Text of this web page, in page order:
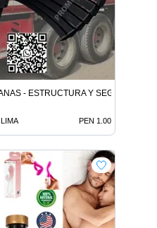
- ESTRUCTURA Y SEGURIDAD
LIMA PEN 1.00